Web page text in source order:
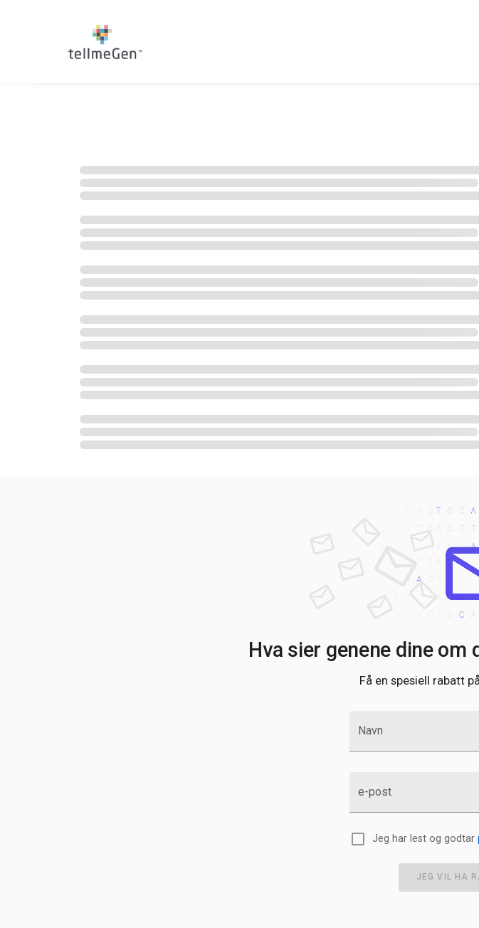
Hva sier genene dine om
Få en spesiell rabatt
Navn
e-post
Jeg har lest og godtar
JEG VIL HA